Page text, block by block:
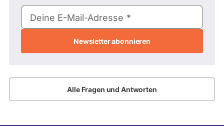
E-
Mail-
Deine E-Mail-Adresse
Alle Fragen und Antworten